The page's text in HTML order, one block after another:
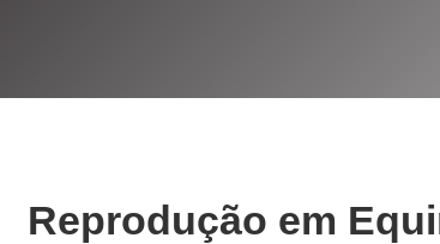
Reprodução em